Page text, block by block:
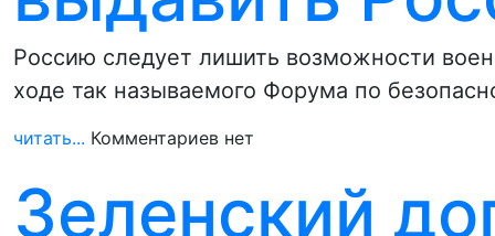
Россию следует лишить возможности
ходе так называемого Форума по
читать... Комментариев нет
Зеленский